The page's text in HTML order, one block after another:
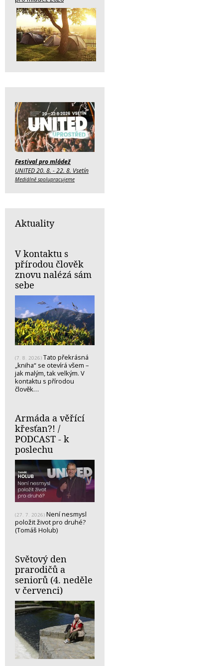
Festival pro mládež
UNITED 20. 8. - 22. 8. Vsetín
Mediálně spolupracujeme
Aktuality
V kontaktu s
přírodou člověk
znovu nalézá sám
sebe
(7. 8. 2026) Tato překrásná
„kniha“ se otevírá všem –
jak malým, tak velkým. V
kontaktu s přírodou
člověk…
Armáda a věřící
křesťan?! /
PODCAST - k
poslechu
(27. 7. 2026) Není nesmysl
položit život pro druhé?
(Tomáš Holub)
Světový den
prarodičů a
seniorů (4. neděle
v červenci)